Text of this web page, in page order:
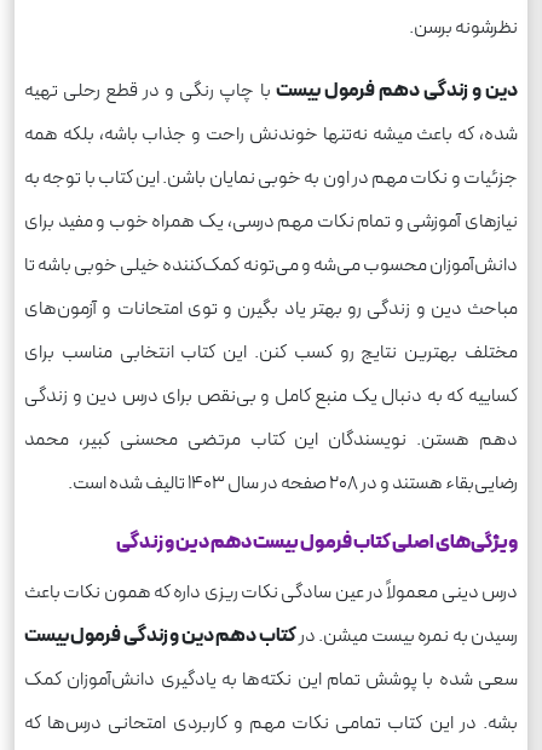
نظرشونه برسن.
دین و زندگی دهم فرمول بیست با چاپ رنگی و در قطع رحلی تهیه
شده، که باعث میشه نه‌تنها خوندنش راحت و جذاب باشه، بلکه همه
جزئیات و نکات مهم در اون به خوبی نمایان باشن. این کتاب با توجه به
نیازهای آموزشی و تمام نکات مهم درسی، یک همراه خوب و مفید برای
دانش‌آموزان محسوب می‌شه و می‌تونه کمک‌کننده خیلی خوبی باشه تا
مباحث دین و زندگی رو بهتر یاد بگیرن و توی امتحانات و آزمون‌های
مختلف بهترین نتایج رو کسب کنن. این کتاب انتخابی مناسب برای
کساییه که به دنبال یک منبع کامل و بی‌نقص برای درس دین و زندگی
دهم هستن. نویسندگان این کتاب مرتضی محسنی کبیر، محمد
رضایی‌بقاء هستند و در 208 صفحه در سال 1403 تالیف شده است.
ویژگی‌های اصلی کتاب فرمول بیست دهم دین و زندگی
درس دینی معمولاً در عین سادگی نکات ریزی داره که همون نکات باعث
رسیدن به نمره بیست میشن. درکتاب دهم دین و زندگی فرمول بیست
سعی شده با پوشش تمام این نکته‌ها به یادگیری دانش‌آموزان کمک
بشه. در این کتاب تمامی نکات مهم و کاربردی امتحانی درس‌ها که